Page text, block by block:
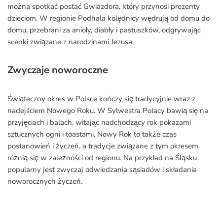
można spotkać postać Gwiazdora, który przynosi prezenty
dzieciom. W regionie Podhala kolędnicy wędrują od domu do
domu, przebrani za anioły, diabły i pastuszków, odgrywając
scenki związane z narodzinami Jezusa.
Zwyczaje noworoczne
Świąteczny okres w Polsce kończy się tradycyjnie wraz z
nadejściem Nowego Roku. W Sylwestra Polacy bawią się na
przyjęciach i balach, witając nadchodzący rok pokazami
sztucznych ogni i toastami. Nowy Rok to także czas
postanowień i życzeń, a tradycje związane z tym okresem
różnią się w zależności od regionu. Na przykład na Śląsku
popularny jest zwyczaj odwiedzania sąsiadów i składania
noworocznych życzeń.